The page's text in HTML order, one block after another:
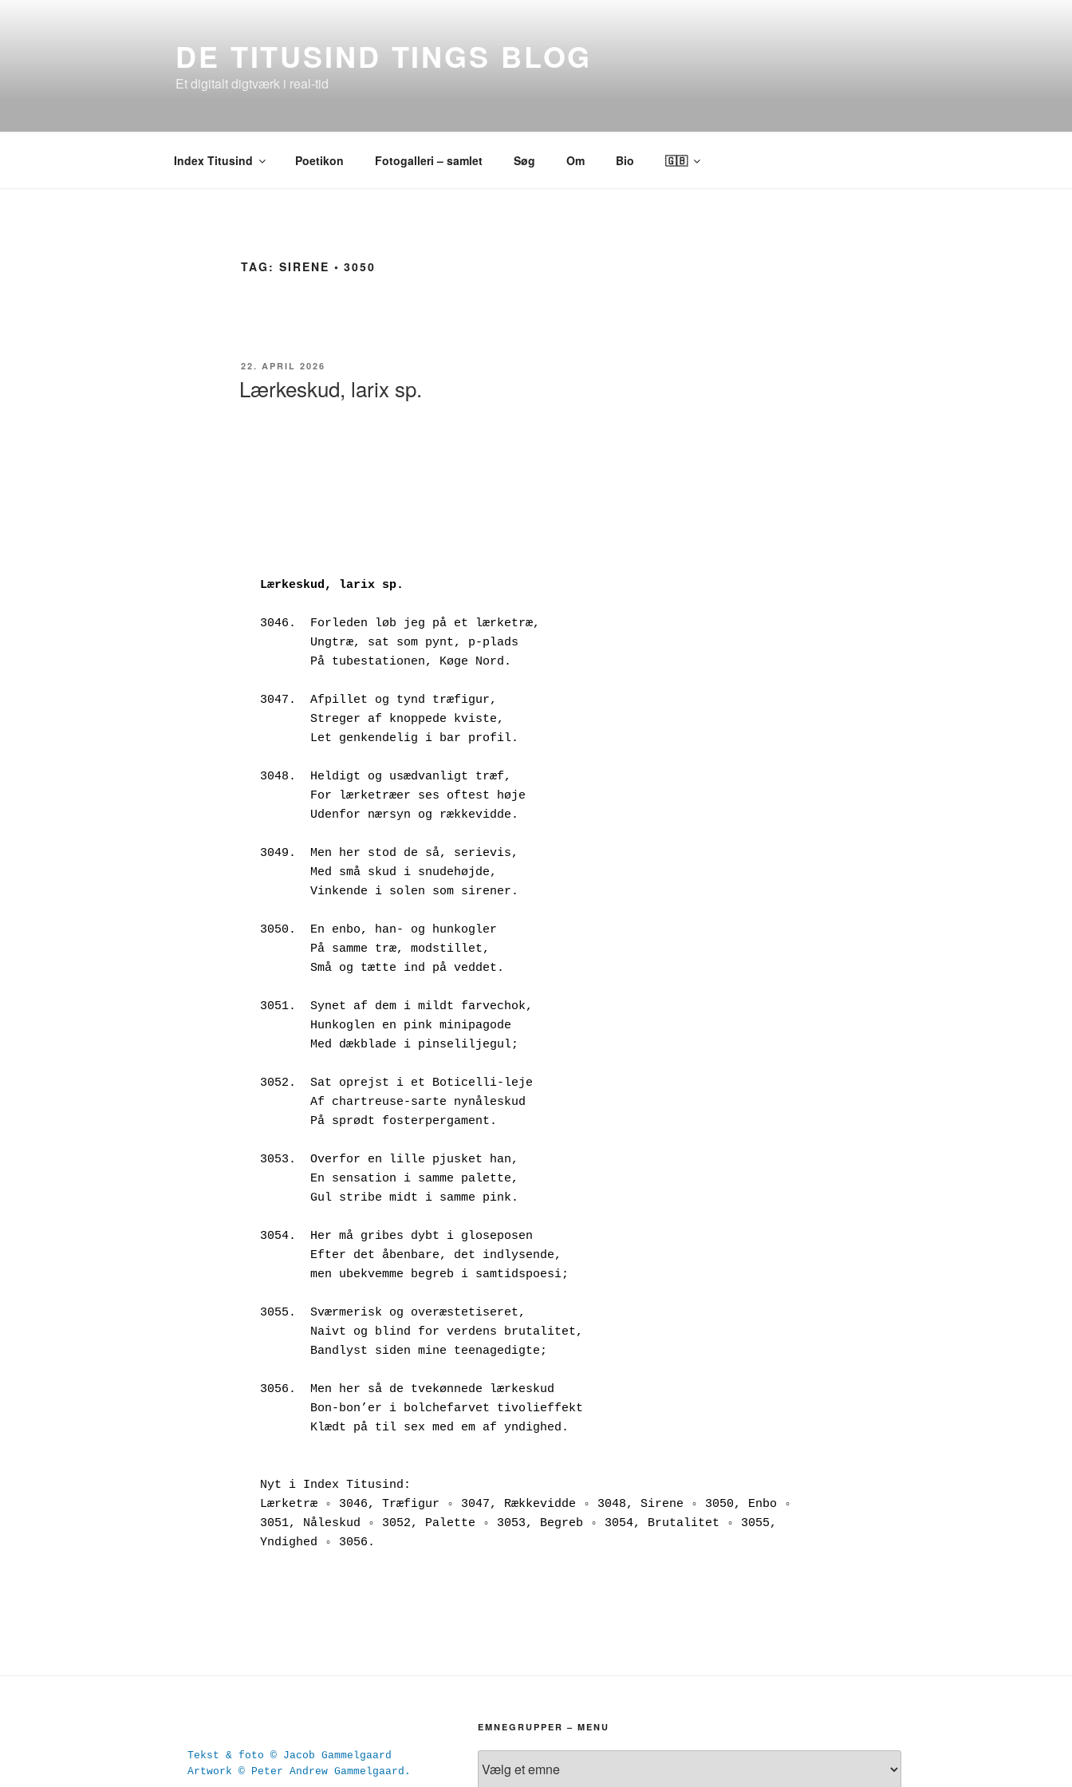
DE TITUSIND TINGS BLOG
Et digitalt digtværk i real-tid
Index Titusind Poetikon Fotogalleri – samlet Søg Om Bio 🇬🇧
TAG: SIRENE ◦ 3050
UDGIVET
22. APRIL 2026
Lærkeskud, larix sp.
Lærkeskud, larix sp.
3046.  Forleden løb jeg på et lærketræ,
       Ungtræ, sat som pynt, p-plads
       På tubestationen, Køge Nord.
3047.  Afpillet og tynd træfigur,
       Streger af knoppede kviste,
       Let genkendelig i bar profil.
3048.  Heldigt og usædvanligt træf,
       For lærketræer ses oftest høje
       Udenfor nærsyn og rækkevidde.
3049.  Men her stod de så, serievis,
       Med små skud i snudehøjde,
       Vinkende i solen som sirener.
3050.  En enbo, han- og hunkogler
       På samme træ, modstillet,
       Små og tætte ind på veddet.
3051.  Synet af dem i mildt farvechok,
       Hunkoglen en pink minipagode
       Med dækblade i pinseliljegul;
3052.  Sat oprejst i et Boticelli-leje
       Af chartreuse-sarte nynåleskud
       På sprødt fosterpergament.
3053.  Overfor en lille pjusket han,
       En sensation i samme palette,
       Gul stribe midt i samme pink.
3054.  Her må gribes dybt i gloseposen
       Efter det åbenbare, det indlysende,
       men ubekvemme begreb i samtidspoesi;
3055.  Sværmerisk og overæstetiseret,
       Naivt og blind for verdens brutalitet,
       Bandlyst siden mine teenagedigte;
3056.  Men her så de tvekønnede lærkeskud
       Bon-bon’er i bolchefarvet tivolieffekt
       Klædt på til sex med em af yndighed.
Nyt i Index Titusind:
Lærketræ ◦ 3046, Træfigur ◦ 3047, Rækkevidde ◦ 3048, Sirene ◦ 3050, Enbo ◦
3051, Nåleskud ◦ 3052, Palette ◦ 3053, Begreb ◦ 3054, Brutalitet ◦ 3055,
Yndighed ◦ 3056.
Tekst & foto © Jacob Gammelgaard
Artwork © Peter Andrew Gammelgaard.
EMNEGRUPPER – MENU